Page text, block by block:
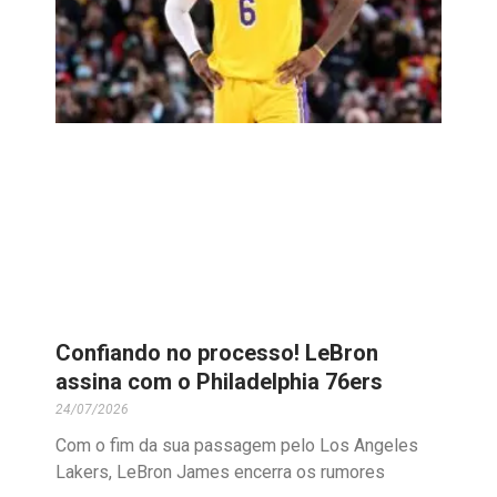
Confiando no processo! LeBron
assina com o Philadelphia 76ers
24/07/2026
Com o fim da sua passagem pelo Los Angeles
Lakers, LeBron James encerra os rumores